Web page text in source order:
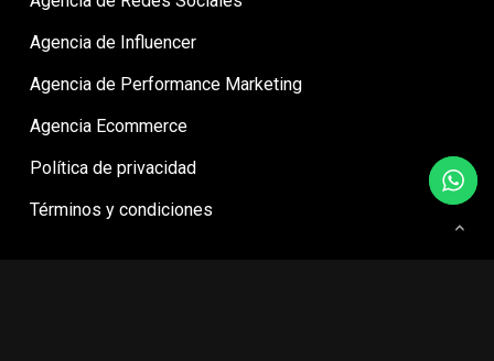
Agencia de Influencer
Agencia de Performance Marketing
Agencia Ecommerce
Política de privacidad
Términos y condiciones